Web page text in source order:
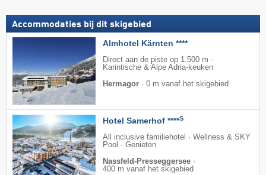
Accommodaties bij dit skigebied
Almhotel Kärnten ****
Direct aan de piste op 1.500 m ·
Karintische & Alpe Adria-keuken
Hermagor · 0 m vanaf het skigebied
Hotel Samerhof ****S
All inclusive familiehotel · Wellness & SKY
Pool · Genieten
Nassfeld-Presseggersee ·
400 m vanaf het skigebied